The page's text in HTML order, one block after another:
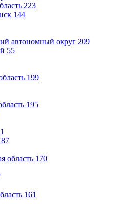
223
144
автономный округ 209
55
199
195
область 170
161